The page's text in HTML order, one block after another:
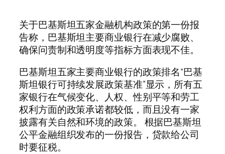
关于巴基斯坦五家金融机构政策的第一份报
告称，巴基斯坦主要商业银行在减少腐败、
确保问责制和透明度等指标方面表现不佳。
巴基斯坦五家主要商业银行的政策排名“巴基
斯坦银行可持续发展政策基准”显示，所有五
家银行在气候变化、人权、性别平等和劳工
权利方面的政策承诺都较低，而且没有一家
披露有关自然和环境的政策。 根据巴基斯坦
公平金融组织发布的一份报告，贷款给公司
时要征税。